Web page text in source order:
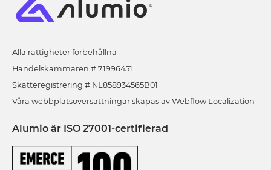
Alla rättigheter förbehållna
Handelskammaren # 71996451
Skatteregistrering # NL858934565B01
Våra webbplatsöversättningar skapas av Webflow Localization
Alumio är ISO 27001-certifierad